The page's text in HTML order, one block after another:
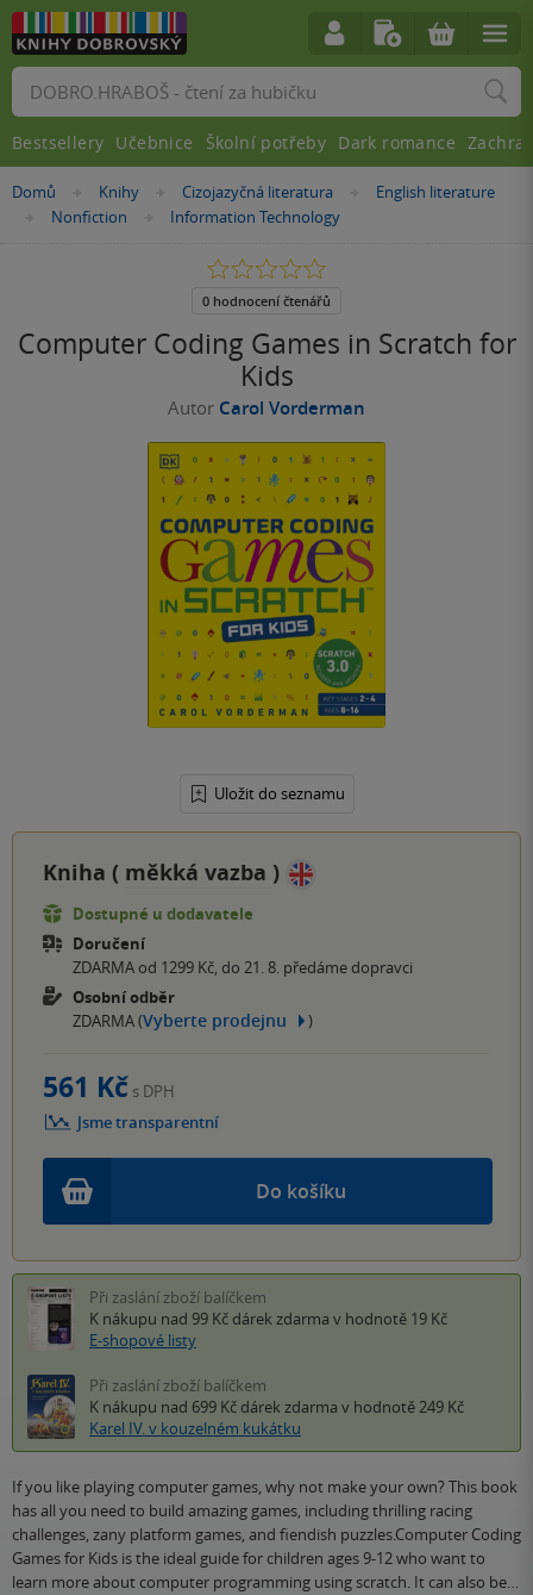
Nacházíte
Domů »Knihy »Cizojazyčná literatura »
English literature
»
Nonfiction »
Information Technology
Computer Coding Games in Scratch for
Kids
Autor Carol Vorderman
Uložit do seznamu
0.0
5
0 hodnocení čtenářů
Kniha ( měkká vazba )
Dostupné u dodavatele
Doručení
ZDARMA od 1299 Kč, do 21. 8. předáme dopravci
Osobní odběr
ZDARMA (Vyberte prodejnu )
Do košíku
561 Kč s DPH
Jsme transparentní
Při zaslání zboží balíčkem
K nákupu nad 99 Kč dárek zdarma v hodnotě 19 Kč
E-shopové listy
Při zaslání zboží balíčkem
K nákupu nad 699 Kč dárek zdarma v hodnotě 249 Kč
Karel IV. v kouzelném kukátku
If you like playing computer games, why not make your own? This book
has all you need to build amazing games, including thrilling racing
challenges, zany platform games, and fiendish puzzles.Computer Coding
Games for Kids is the ideal guide for children ages 9-12 who want to
learn more about computer programming using scratch. It can also be…
Vyhledávání
Bestsellery Učebnice Školní potřeby Dark romance